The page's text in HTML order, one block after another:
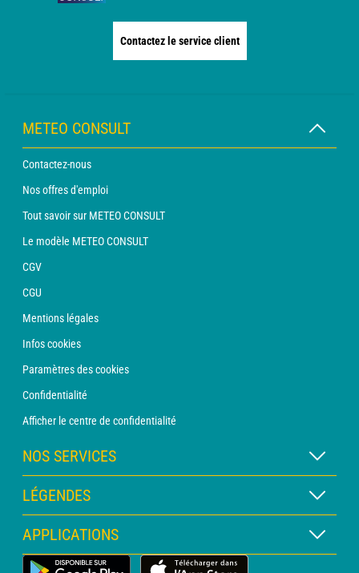
Contactez le service client
METEO CONSULT
Contactez-nous
Nos offres d'emploi
Tout savoir sur METEO CONSULT
Le modèle METEO CONSULT
CGV
CGU
Mentions légales
Infos cookies
Paramètres des cookies
Confidentialité
Afficher le centre de confidentialité
NOS SERVICES
Abonnement METEO Xpert
Abonnement METEO PRO
Consultation avec un prévisionniste
Bulletin PRO
LÉGENDES
Légende des cartes
Légende des pictogrammes
APPLICATIONS